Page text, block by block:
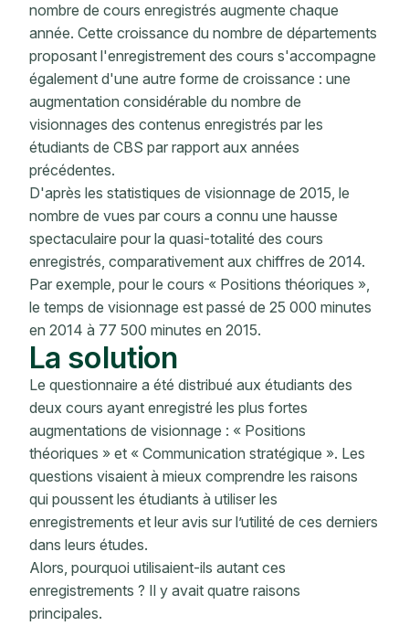
nombre de cours enregistrés augmente chaque
année. Cette croissance du nombre de départements
proposant l'enregistrement des cours s'accompagne
également d'une autre forme de croissance : une
augmentation considérable du nombre de
visionnages des contenus enregistrés par les
étudiants de CBS par rapport aux années
précédentes.
D'après les statistiques de visionnage de 2015, le
nombre de vues par cours a connu une hausse
spectaculaire pour la quasi-totalité des cours
enregistrés, comparativement aux chiffres de 2014.
Par exemple, pour le cours « Positions théoriques »,
le temps de visionnage est passé de 25 000 minutes
en 2014 à 77 500 minutes en 2015.
La solution
Le questionnaire a été distribué aux étudiants des
deux cours ayant enregistré les plus fortes
augmentations de visionnage : « Positions
théoriques » et « Communication stratégique ». Les
questions visaient à mieux comprendre les raisons
qui poussent les étudiants à utiliser les
enregistrements et leur avis sur l’utilité de ces derniers
dans leurs études.
Alors, pourquoi utilisaient-ils autant ces
enregistrements ? Il y avait quatre raisons
principales.